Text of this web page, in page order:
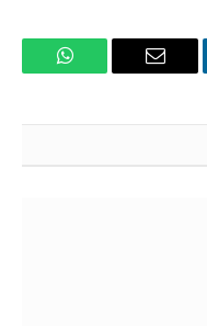
البريد
واتساب